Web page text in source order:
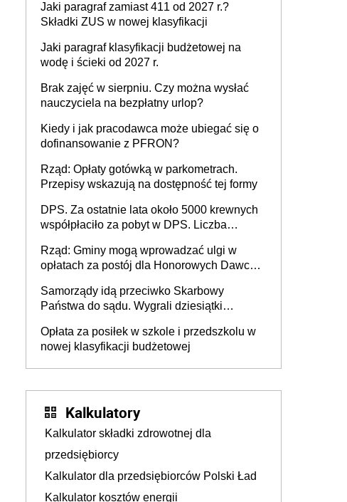
Jaki paragraf zamiast 411 od 2027 r.?
Składki ZUS w nowej klasyfikacji
Jaki paragraf klasyfikacji budżetowej na
wodę i ścieki od 2027 r.
Brak zajęć w sierpniu. Czy można wysłać
nauczyciela na bezpłatny urlop?
Kiedy i jak pracodawca może ubiegać się o
dofinansowanie z PFRON?
Rząd: Opłaty gotówką w parkometrach.
Przepisy wskazują na dostępność tej formy
DPS. Za ostatnie lata około 5000 krewnych
współpłaciło za pobyt w DPS. Liczba
Rząd: Gminy mogą wprowadzać ulgi w
opłatach za postój dla Honorowych Dawców
Samorządy idą przeciwko Skarbowy
Państwa do sądu. Wygrali dziesiątki
Opłata za posiłek w szkole i przedszkolu w
nowej klasyfikacji budżetowej
Kalkulatory
Kalkulator składki zdrowotnej dla
przedsiębiorcy
Kalkulator dla przedsiębiorców Polski Ład
Kalkulator kosztów energii